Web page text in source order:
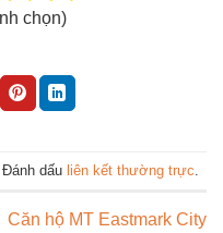
chọn)
. Đánh dấu liên kết thường trực
Căn hộ MT Eastmark City